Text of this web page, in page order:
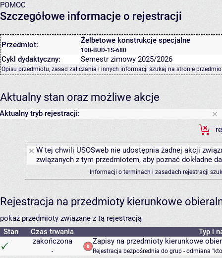
POMOC
Szczegółowe informacje o rejestracji
Przedmiot: Żelbetowe konstrukcje specjalne
100-BUD-1S-680
Cykl dydaktyczny: Semestr zimowy 2025/2026
Opisu przedmiotu, zasad zaliczania i innych informacji szukaj na stronie
Aktualny stan oraz możliwe akcje
Aktualny tryb rejestracji:
W tej chwili USOSweb nie udostępnia żadnej akcji
związanych z tym przedmiotem, aby poznać dokładne
Informacji o terminach i zasadach rejestracji
Rejestracja na przedmioty kierunkowe
pokaż przedmioty związane z tą rejestracją
Stan
Czas trwania
Typ i
zakończona
-
Zapisy na przedmioty kierunkowe
Rejestracja bezpośrednia do grup - odmiana